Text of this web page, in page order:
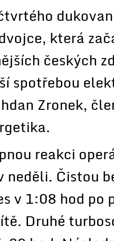
která
českých
spotřebou
Zronek,
reakci
neděli. Čistou
v 1:08 hod
Druhé